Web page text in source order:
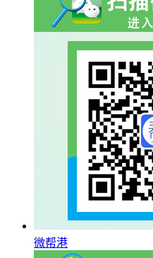
微帮港